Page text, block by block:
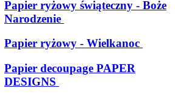
Papier ryżowy świąteczny - Boże
Narodzenie
Papier ryżowy - Wielkanoc
Papier decoupage PAPER
DESIGNS